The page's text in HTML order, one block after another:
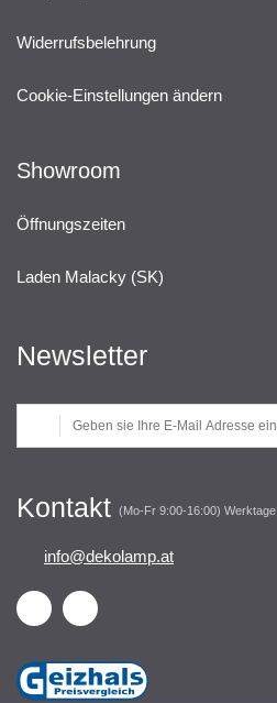
Widerrufsbelehrung
Cookie-Einstellungen ändern
Showroom
Öffnungszeiten
Laden Malacky (SK)
Newsletter
Kontakt (Mo-Fr 9:00-16:00) Werktage
info@dekolamp.at